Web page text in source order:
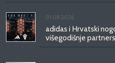
01.08.2026.
adidas i Hrvatski
višegodišnje